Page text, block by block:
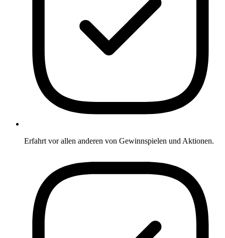
Erfahrt vor allen anderen von Gewinnspielen und Aktionen.